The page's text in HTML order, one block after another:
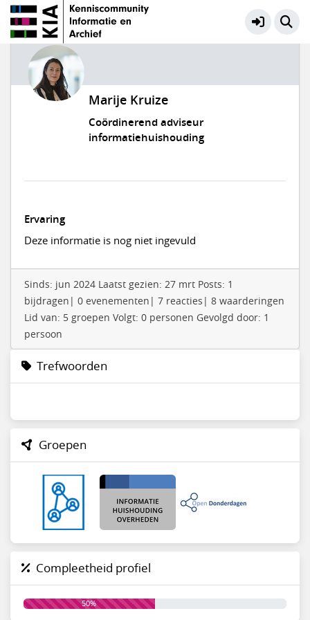
Marije Kruize
Coördinerend adviseur
informatiehuishouding
Ervaring
Deze informatie is nog niet ingevuld
Sinds: jun 2024 Laatst gezien: 27 mrt Posts: 1
bijdragen| 0 evenementen| 7 reacties| 8 waarderingen
Lid van: 5 groepen Volgt: 0 personen Gevolgd door: 1
persoon
Trefwoorden
Groepen
Compleetheid profiel
50%